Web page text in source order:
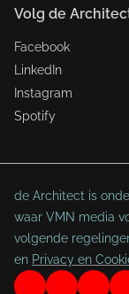
Volg de
Facebook
LinkedIn
Instagram
Spotify
de Architect is
waar VMN media
volgende
en Privacy en